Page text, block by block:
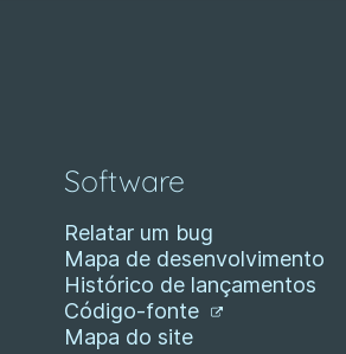
Software
Relatar um bug
Mapa de desenvolvimento
Histórico de lançamentos
Código-fonte
Mapa do site